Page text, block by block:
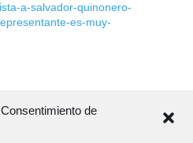
de
a-salvador-quinonero-
es-muy-